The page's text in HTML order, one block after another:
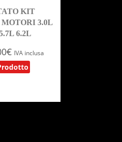
KIT
3.0L
6.2L
€ IVA inclusa